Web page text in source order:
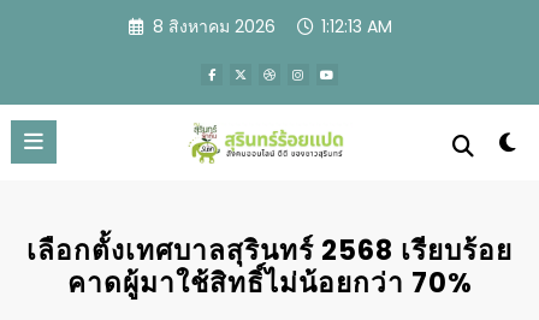
8 สิงหาคม 2026 1:12:14 AM
เลือกตั้งเทศบาลสุรินทร์ 2568 เรียบร้อย
คาดผู้มาใช้สิทธิ์ไม่น้อยกว่า 70%